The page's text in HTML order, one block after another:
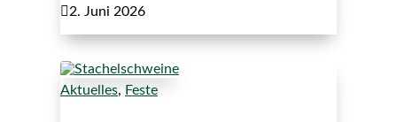
2. Juni 2026
Aktuelles, Feste